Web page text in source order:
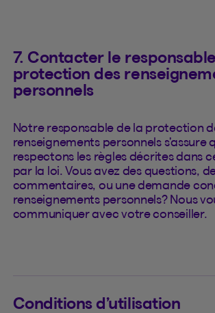
7. Contacter le
protection des
personnels
Notre responsable de la protection
renseignements personnels s’assure
respectons les règles décrites dans
par la loi. Vous avez des questions,
commentaires, ou une demande
renseignements personnels? Nous
communiquer avec votre conseiller.
Conditions d’utilisation